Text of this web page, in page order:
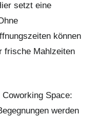
setzt eine
können
frische Mahlzeiten
Space:
werden